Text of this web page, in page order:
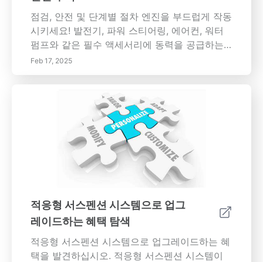
구하십시오. 단일 및 쌍 스크롤부터 전자 터보차
저까지. 각 종류는 다양한 엔진 필요성을 제공하
여 다양한 차량의 성능을 향상합니다. 문제점 및
유지보수 터보차저가 제공하는 많은 이점에도
불구하고, 터보차저의 장점을 즐기기 어려운 문
보를 얻으세요. 터보차저 기술의 미래 자동차 기
술은 끊임없이 발전하고 있으며, 터보차저 기술
또한 그와 밀접하게 연관되어 있습니다. 터보차
저의 설계 및 기술의 최신 진전에 대한 정보를 받
율성을 향상하고, 자동차의 성능을 업그레이드할
수 있습니다. 터보차저에 관하여 알아야 할 모든
것을 다루는 광범위한 가이드로 시작하세요.
점검, 안전 및 단계별 절차 엔진을 부드럽게 작동
시키세요! 발전기, 파워 스티어링, 에어컨, 워터
펌프와 같은 필수 액세서리에 동력을 공급하는
숨겨진 영웅인 자동차의 세르펜틴 벨트를 검사
하고 안전하게 교체하는 방법을 알아보세요. 이
이해 및 마모 식별에서 단계별 제거 및 설치, 유
용한 안전 팁 및 교체 후 점검에 이르기까지 모든
것을 다룹니다. 차량의 세르펜틴 벨트를 사전에
유지 관리하여 고장 및 비용이 많이 드는 수리를
방지하십시오. 주요 내용:* 세르펜틴 벨트 기능:
이 벨트가 엔진 성능에서 수행하는 중요한 역할
을 알아보세요.* 점검 및 안전: 안전 프로토콜에
중점을 두고 균열, 닳아짐 및 기타 마모 징후를
식별하는 방법을 알아보세요.* 도구 및 준비: 안
전하고 효율적인 교체를 위해 올바른 도구와 장
비를 수집하세요.* 단계별 교체: 오래된 벨트를
제거하고 새 벨트를 설치하기 위한 자세한 가이
Feb 17, 2025
적응형 서스펜션 시스템으로 업그
레이드하는 혜택 탐색
적응형 서스펜션 시스템으로 업그레이드하는 혜
택을 발견하십시오. 적응형 서스펜션 시스템이